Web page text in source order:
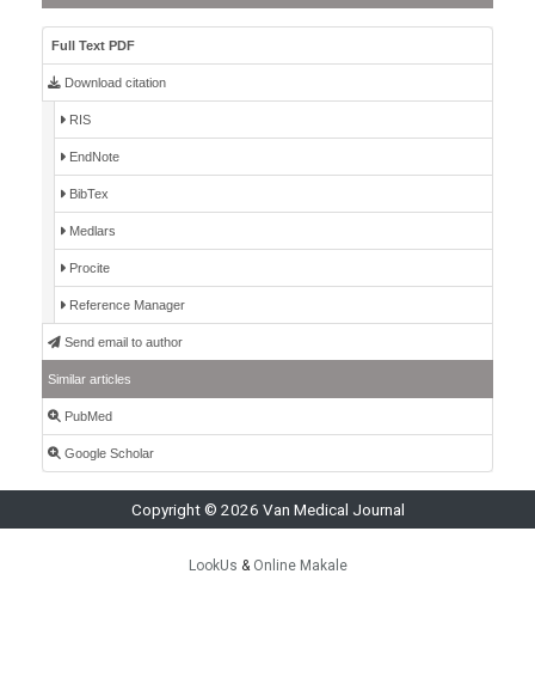
Full Text PDF
Download citation
RIS
EndNote
BibTex
Medlars
Procite
Reference Manager
Send email to author
Similar articles
PubMed
Google Scholar
Copyright © 2026 Van Medical Journal
LookUs & Online Makale